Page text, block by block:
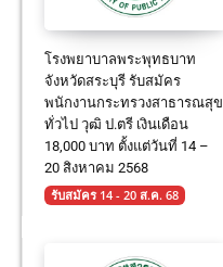
โรงพยาบาลพระพุทธบาท
จังหวัดสระบุรี รับสมัคร
พนักงานกระทรวงสาธารณสุข
ทั่วไป วุฒิ ป.ตรี เงินเดือน
18,000 บาท ตั้งแต่วันที่ 14 –
20 สิงหาคม 2568
รับสมัคร 14 - 20 ส.ค. 68